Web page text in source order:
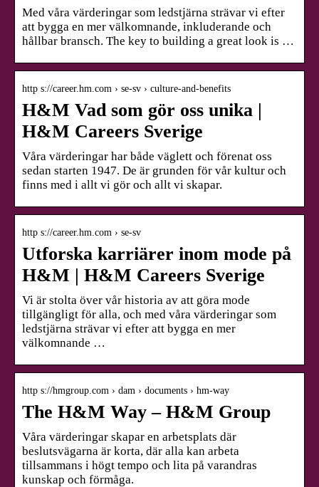
Med våra värderingar som ledstjärna strävar vi efter
att bygga en mer välkomnande, inkluderande och
hållbar bransch. The key to building a great look is …
http s://career.hm.com › se-sv › culture-and-benefits
H&M Vad som gör oss unika |
H&M Careers Sverige
Våra värderingar har både väglett och förenat oss
sedan starten 1947. De är grunden för vår kultur och
finns med i allt vi gör och allt vi skapar.
http s://career.hm.com › se-sv
Utforska karriärer inom mode på
H&M | H&M Careers Sverige
Vi är stolta över vår historia av att göra mode
tillgängligt för alla, och med våra värderingar som
ledstjärna strävar vi efter att bygga en mer
välkomnande …
http s://hmgroup.com › dam › documents › hm-way
The H&M Way – H&M Group
Våra värderingar skapar en arbetsplats där
beslutsvägarna är korta, där alla kan arbeta
tillsammans i högt tempo och lita på varandras
kunskap och förmåga.